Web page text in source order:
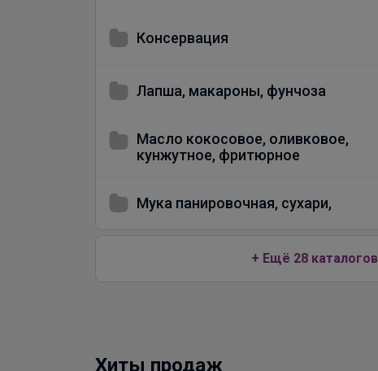
Консервация
Лапша, макароны, фунчоза
Масло кокосовое, оливковое,
кунжутное, фритюрное
Мука панировочная, сухари,
+ Ещё 28 каталогов
Хиты продаж